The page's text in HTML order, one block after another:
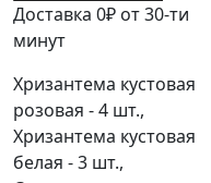
Доставка 0₽ от 30-ти
минут
Хризантема кустовая
розовая - 4 шт.,
Хризантема кустовая
белая - 3 шт.,